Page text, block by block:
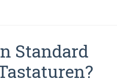
Standard